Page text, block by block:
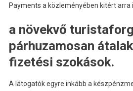
Payments a közleményében kitért arra
a növekvő
párhuzamosan
fizetési szokások.
A látogatók egyre inkább a